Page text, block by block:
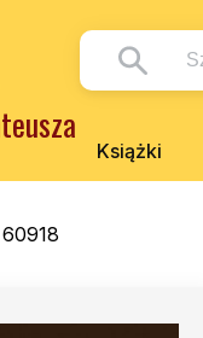
Książki
60918